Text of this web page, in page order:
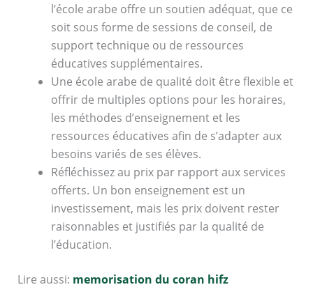
l’école arabe offre un soutien adéquat, que ce
soit sous forme de sessions de conseil, de
support technique ou de ressources
éducatives supplémentaires.
Une école arabe de qualité doit être flexible et
offrir de multiples options pour les horaires,
les méthodes d’enseignement et les
ressources éducatives afin de s’adapter aux
besoins variés de ses élèves.
Réfléchissez au prix par rapport aux services
offerts. Un bon enseignement est un
investissement, mais les prix doivent rester
raisonnables et justifiés par la qualité de
l’éducation.
Lire aussi: memorisation du coran hifz